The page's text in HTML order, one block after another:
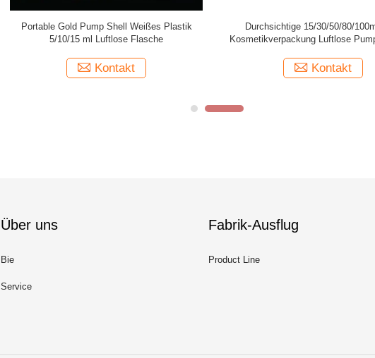
Gold bereifte luftlose Pumpflasche/luftlose
Zufuhr-Flaschen 15ml 100ml
Kontakt
Weiße transparente
Plastikpumpflaschen/
Kontakt
Über uns
Bie
Service
Fabrik-Ausflug
Product Line